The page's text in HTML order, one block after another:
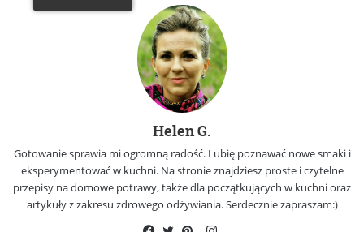
Helen G.
Gotowanie sprawia mi ogromną radość. Lubię poznawać nowe smaki i
eksperymentować w kuchni. Na stronie znajdziesz proste i czytelne
przepisy na domowe potrawy, także dla początkujących w kuchni oraz
artykuły z zakresu zdrowego odżywiania. Serdecznie zapraszam:)